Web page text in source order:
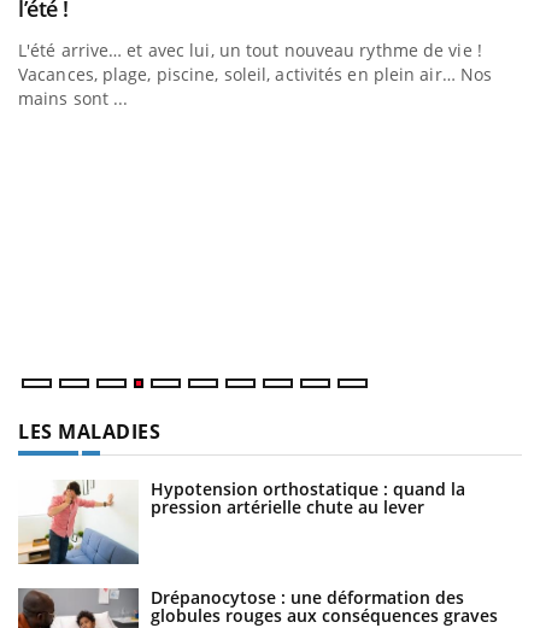
l’été !Youtube
L'été arrive… et avec lui, un tout nouveau rythme de vie !
Vacances, plage, piscine, soleil, activités en plein air… Nos
mains sont ...
LES MALADIES
Hypotension orthostatique : quand la
pression artérielle chute au lever
Drépanocytose : une déformation des
globules rouges aux conséquences graves